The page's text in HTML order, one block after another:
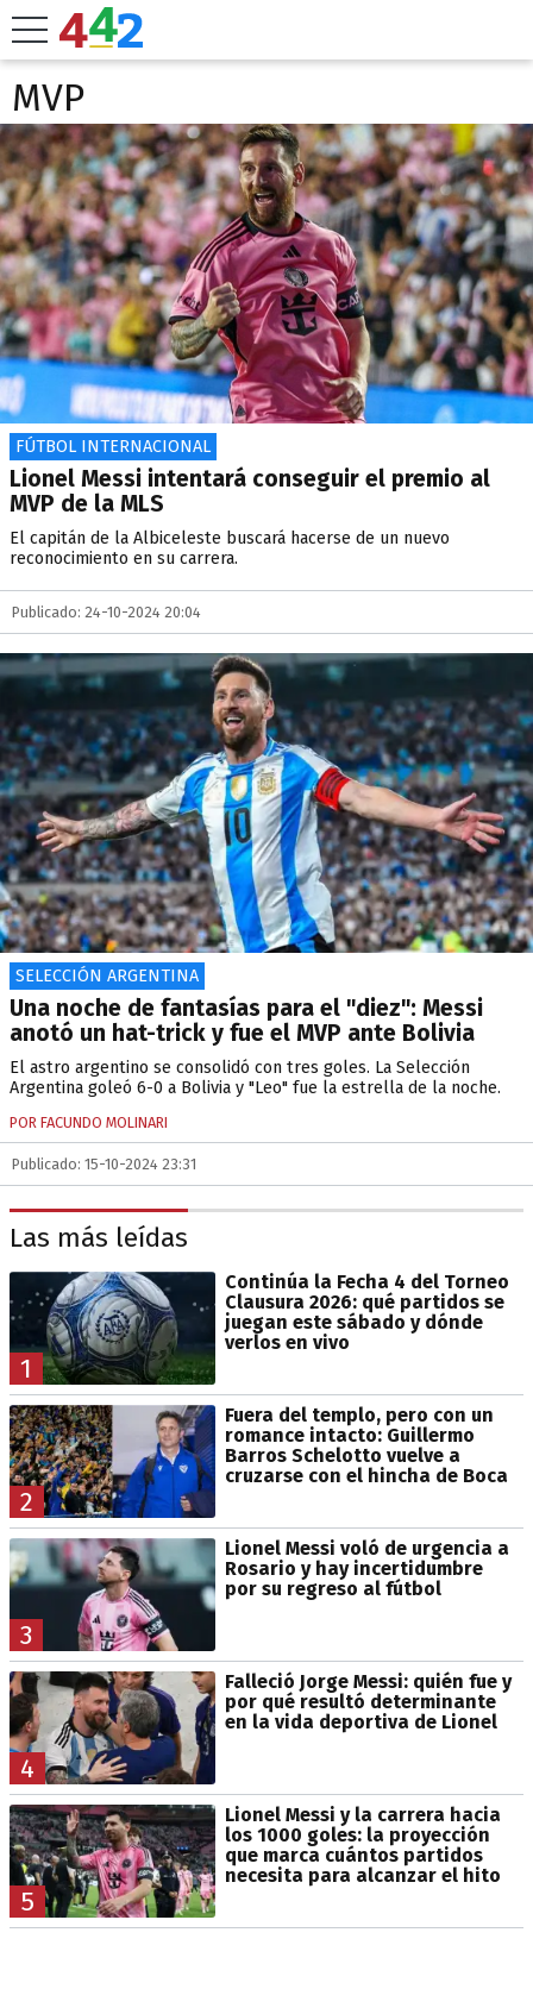
MVP
FÚTBOL INTERNACIONAL
Lionel Messi intentará conseguir el premio al
MVP de la MLS
El capitán de la Albiceleste buscará hacerse de un nuevo
reconocimiento en su carrera.
Publicado: 24-10-2024 20:04
SELECCIÓN ARGENTINA
Una noche de fantasías para el "diez": Messi
anotó un hat-trick y fue el MVP ante Bolivia
El astro argentino se consolidó con tres goles. La Selección
Argentina goleó 6-0 a Bolivia y "Leo" fue la estrella de la noche.
POR FACUNDO MOLINARI
Publicado: 15-10-2024 23:31
Las más leídas
1
Continúa la Fecha 4 del Torneo
Clausura 2026: qué partidos se
juegan este sábado y dónde
verlos en vivo
2
Fuera del templo, pero con un
romance intacto: Guillermo
Barros Schelotto vuelve a
cruzarse con el hincha de Boca
3
Lionel Messi voló de urgencia a
Rosario y hay incertidumbre
por su regreso al fútbol
4
Falleció Jorge Messi: quién fue y
por qué resultó determinante
en la vida deportiva de Lionel
5
Lionel Messi y la carrera hacia
los 1000 goles: la proyección
que marca cuántos partidos
necesita para alcanzar el hito